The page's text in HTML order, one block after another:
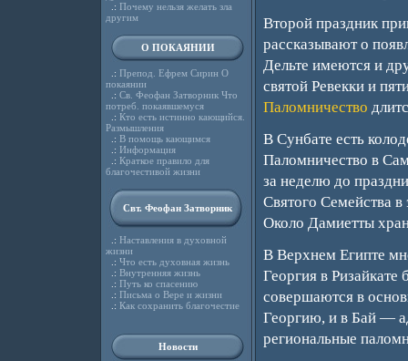
.: Почему нельзя желать зла
другим
О ПОКАЯНИИ
.: Препод. Ефрем Сирин О
покаянии
.: Св. Феофан Затворник Что
потреб. покаявшемуся
.: Кто есть истинно кающийся.
Размышления
.: В помощь кающимся
.: Информация
.: Краткое правило для
благочестивой жизни
Свт. Феофан Затворник
.: Наставления в духовной
жизни
.: Что есть духовная жизнь
.: Внутренняя жизнь
.: Путь ко спасению
.: Письма о Вере и жизни
.: Как сохранить благочестие
Новости
Второй праздник
рассказывают о
Дельте имеются и
святой Ревекки и
Паломничество
В Сунбате есть
Паломничество в
за неделю до
Святого Семейства
Около Дамиетты
В Верхнем Египте
Георгия в
совершаются в
Георгию, и в Бай —
региональные